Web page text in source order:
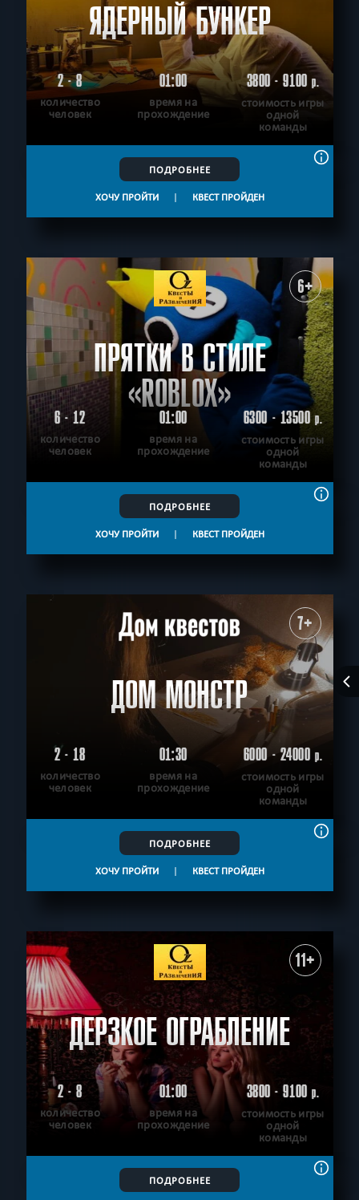
ЯДЕРНЫЙ БУНКЕР
2 - 8
количество
человек
01:00
время на
прохождение
3800 - 9100р.
стоимость игры
одной
команды
ПОДРОБНЕЕ
ХОЧУ ПРОЙТИ | КВЕСТ ПРОЙДЕН
6+
ПРЯТКИ В СТИЛЕ
«ROBLOX»
6 - 12
количество
человек
01:00
время на
прохождение
6300 - 13500р.
стоимость игры
одной
команды
ПОДРОБНЕЕ
ХОЧУ ПРОЙТИ | КВЕСТ ПРОЙДЕН
7+
ДОМ МОНСТР
2 - 18
количество
человек
01:30
время на
прохождение
6000 - 24000р.
стоимость игры
одной
команды
ПОДРОБНЕЕ
ХОЧУ ПРОЙТИ | КВЕСТ ПРОЙДЕН
11+
ДЕРЗКОЕ ОГРАБЛЕНИЕ
2 - 8
количество
человек
01:00
время на
прохождение
3800 - 9100р.
стоимость игры
одной
команды
ПОДРОБНЕЕ